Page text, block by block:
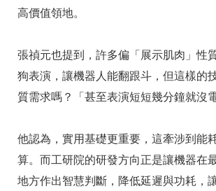
高價值領地。
張禎元也提到，許多偏「展示肌肉」性
狗表演，讓機器人能翻跟斗，但這樣的
質需求嗎？「甚至表演短短幾分鐘就沒
他認為，實用基礎更重要，這牽涉到能
算。而工研院的研發方向正是讓機器在
地方作出智慧判斷，降低延遲與功耗，